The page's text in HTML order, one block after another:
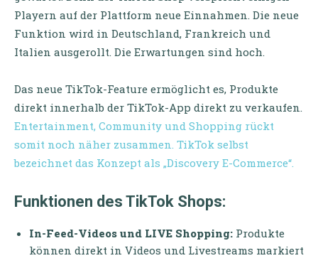
Playern auf der Plattform neue Einnahmen. Die neue
Funktion wird in Deutschland, Frankreich und
Italien ausgerollt. Die Erwartungen sind hoch.
Das neue TikTok-Feature ermöglicht es, Produkte
direkt innerhalb der TikTok-App direkt zu verkaufen.
Entertainment, Community und Shopping rückt
somit noch näher zusammen. TikTok selbst
bezeichnet das Konzept als „Discovery E-Commerce“.
Funktionen des TikTok Shops:
In-Feed-Videos und LIVE Shopping: Produkte
können direkt in Videos und Livestreams markiert